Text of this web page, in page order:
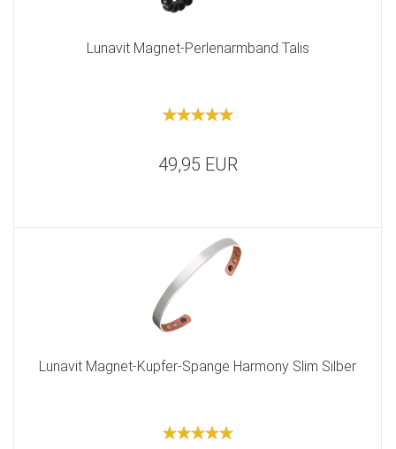
Lunavit Magnet-Perlenarmband Talis
49,95 EUR
Lunavit Magnet-Kupfer-Spange Harmony Slim Silber